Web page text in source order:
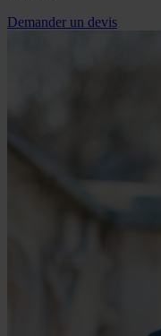
Demander un devis